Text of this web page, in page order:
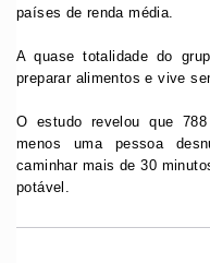
países de renda média.
A quase totalidade do
preparar alimentos e vive
O estudo revelou que
menos uma pessoa
caminhar mais de 30
potável.